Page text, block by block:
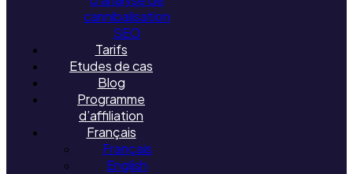
cannibalisation
SEO
Tarifs
Etudes de cas
Blog
Programme
d’affiliation
Français
Français
English